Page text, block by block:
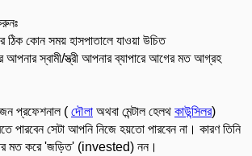
ঠিক কোন সময় হাসপাতালে যাওয়া উচিত
আপনার স্বামী/স্ত্রী আপনার ব্যাপারে আগের মত আগ্রহ
প্রফেশনাল ( দৌলা অথবা মেন্টাল হেলথ কাউন্সিলর)
পারবেন সেটা আপনি নিজে হয়তো পারবেন না। কারণ তিনি
মত করে 'জড়িত' (invested) নন।